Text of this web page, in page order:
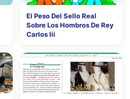
El Peso Del Sello Real
Sobre Los Hombros De Rey
Carlos Iii